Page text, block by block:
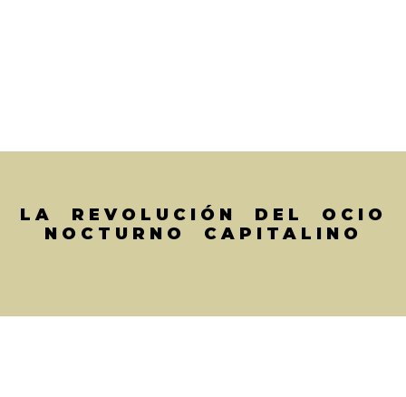
LA REVOLUCIÓN DEL OCIO
NOCTURNO CAPITALINO